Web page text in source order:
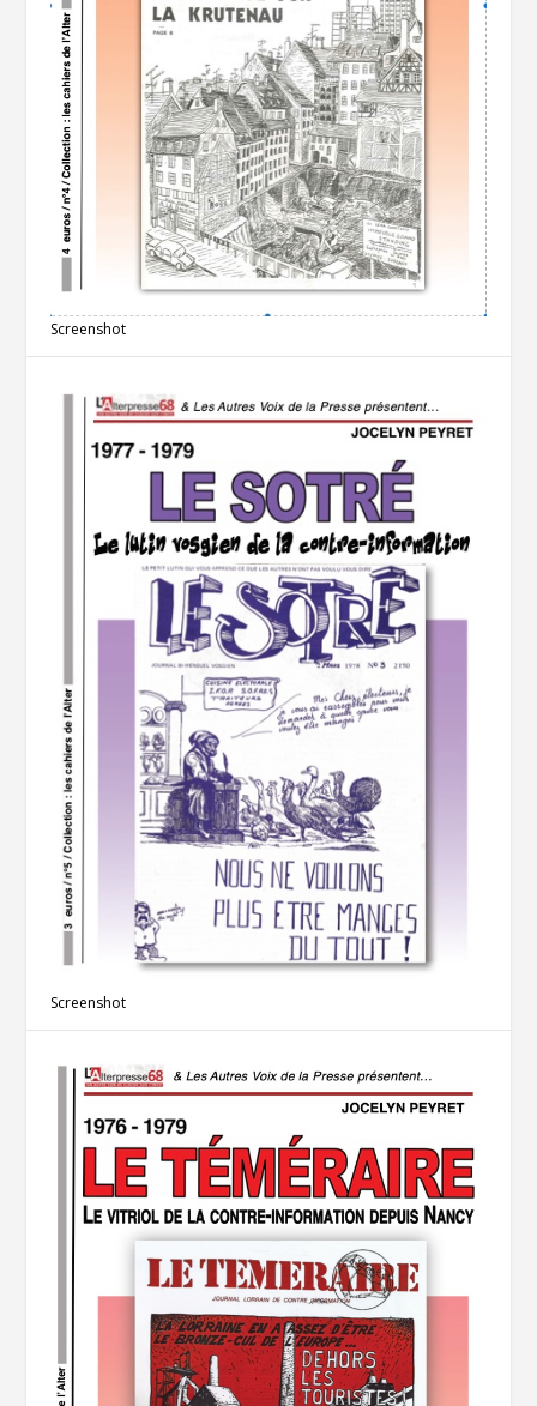
Screenshot
Screenshot